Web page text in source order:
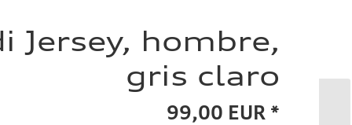
Jersey, hombre,
gris claro
99,00 EUR *